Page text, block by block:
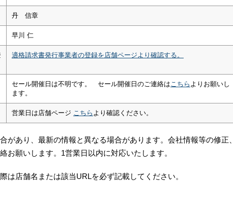
丹 信章
早川 仁
適格請求書発行事業者の登録を店舗ページより確認する。
セール開催日は不明です。 セール開催日のご連絡は こちら よりお願いし
ます。
営業日は店舗ページ こちら より確認ください。
があり、最新の情報と異なる場合があります。会社情報等の修正、
お願いします。1営業日以内に対応いたします。
は店舗名または該当URLを必ず記載してください。